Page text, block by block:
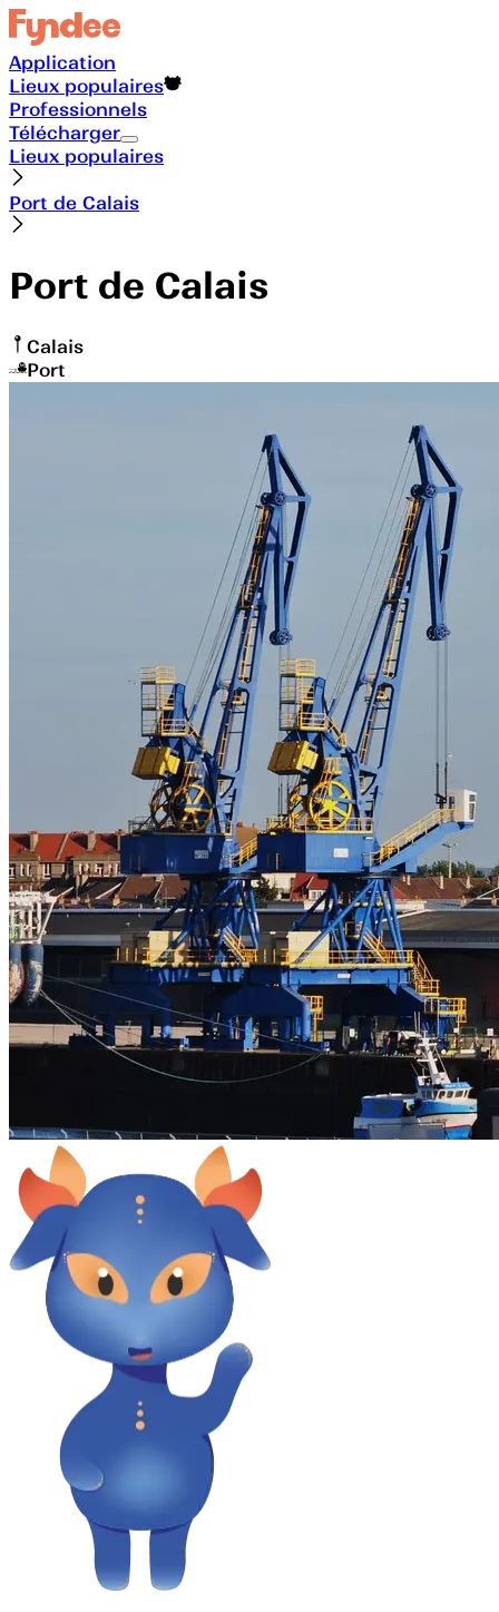
Application
Lieux populaires
Professionnels
Télécharger
Lieux populaires
Port de Calais
Port de Calais
Calais
Port